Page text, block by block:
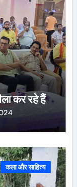
कर रहे हैं
कला और साहित्य